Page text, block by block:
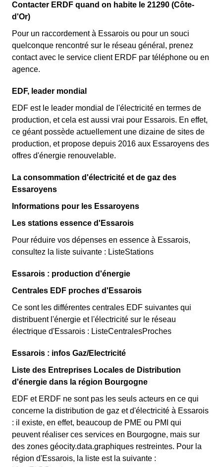
Contacter ERDF quand on habite le 21290 (Côte-
d'Or)
Pour un raccordement à Essarois ou pour un souci
quelconque rencontré sur le réseau général, prenez
contact avec le service client ERDF par téléphone ou en
agence.
EDF, leader mondial
EDF est le leader mondial de l'électricité en termes de
production, et cela est aussi vrai pour Essarois. En effet,
ce géant possède actuellement une dizaine de sites de
production, et propose depuis 2016 aux Essaroyens des
offres d'énergie renouvelable.
La consommation d'électricité et de gaz des
Essaroyens
Informations pour les Essaroyens
Les stations essence d'Essarois
Pour réduire vos dépenses en essence à Essarois,
consultez la liste suivante : ListeStations
Essarois : production d'énergie
Centrales EDF proches d'Essarois
Ce sont les différentes centrales EDF suivantes qui
distribuent l'énergie et l'électricité sur le réseau
électrique d'Essarois : ListeCentralesProches
Essarois : infos Gaz/Electricité
Liste des Entreprises Locales de Distribution
d'énergie dans la région Bourgogne
EDF et ERDF ne sont pas les seuls acteurs en ce qui
concerne la distribution de gaz et d'électricité à Essarois
: il existe, en effet, beaucoup de PME ou PMI qui
peuvent réaliser ces services en Bourgogne, mais sur
des zones géocity.data.graphiques restreintes. Pour la
région d'Essarois, la liste est la suivante :